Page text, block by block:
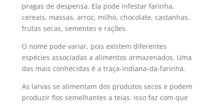
pragas de despensa. Ela pode infestar farinha,
cereais, massas, arroz, milho, chocolate, castanhas,
frutas secas, sementes e rações.
O nome pode variar, pois existem diferentes
espécies associadas a alimentos armazenados. Uma
das mais conhecidas é a traça-indiana-da-farinha.
As larvas se alimentam dos produtos secos e podem
produzir fios semelhantes a teias. Isso faz com que